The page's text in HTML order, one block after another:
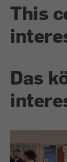
This
Das